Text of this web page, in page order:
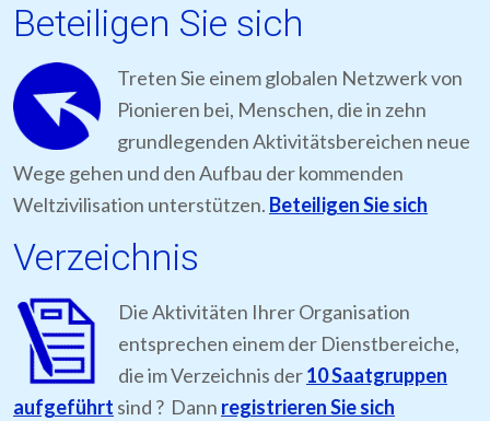
Beteiligen Sie sich
Treten Sie einem globalen Netzwerk von
Pionieren bei, Menschen, die in zehn
grundlegenden Aktivitätsbereichen neue
Wege gehen und den Aufbau der kommenden
Weltzivilisation unterstützen. Beteiligen Sie sich
Verzeichnis
Die Aktivitäten Ihrer Organisation
entsprechen einem der Dienstbereiche,
die im Verzeichnis der10 Saatgruppen
aufgeführt sind ? Dann registrieren Sie sich